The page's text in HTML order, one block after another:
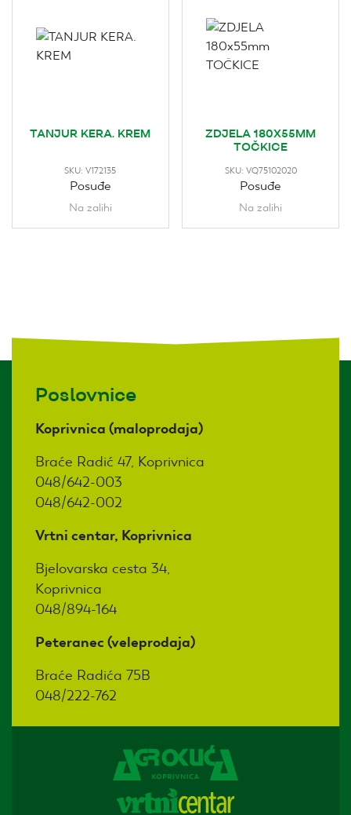
TANJUR KERA. KREM
SKU:V172135
Posuđe
Na zalihi
ZDJELA 180X55MM
TOČKICE
SKU: VQ75102020
Posuđe
Na zalihi
Poslovnice
Koprivnica (maloprodaja)
Braće Radić 47, Koprivnica
048/642-003
048/642-002
Vrtni centar, Koprivnica
Bjelovarska cesta 34,
Koprivnica
048/894-164
Peteranec (veleprodaja)
Braće Radića 75B
048/222-762